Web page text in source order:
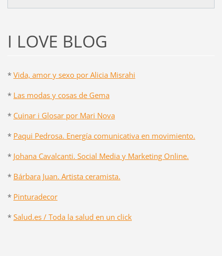
I LOVE BLOG
* Vida, amor y sexo por Alicia Misrahi
* Las modas y cosas de Gema
* Cuinar i Glosar por Mari Nova
* Paqui Pedrosa. Energía comunicativa en movimiento.
* Johana Cavalcanti. Social Media y Marketing Online.
* Bárbara Juan. Artista ceramista.
* Pinturadecor
* Salud.es / Toda la salud en un click